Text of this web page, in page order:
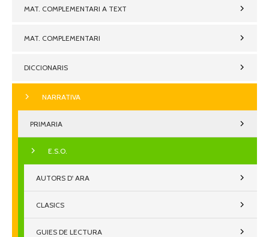
MAT. COMPLEMENTARI A TEXT
MAT. COMPLEMENTARI
DICCIONARIS
NARRATIVA
PRIMARIA
E.S.O.
AUTORS D' ARA
CLASICS
GUIES DE LECTURA